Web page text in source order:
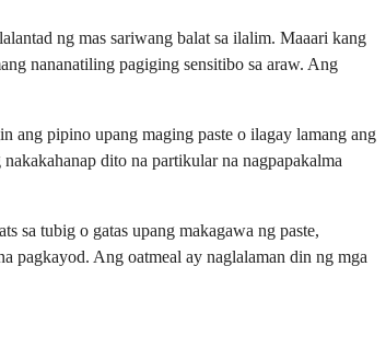
ng mas sariwang balat sa ilalim. Maaari kang
nananatiling pagiging sensitibo sa araw. Ang
ang pipino upang maging paste o ilagay lamang ang
dito na partikular na nagpapakalma
sa tubig o gatas upang makagawa ng paste,
pagkayod. Ang oatmeal ay naglalaman din ng mga